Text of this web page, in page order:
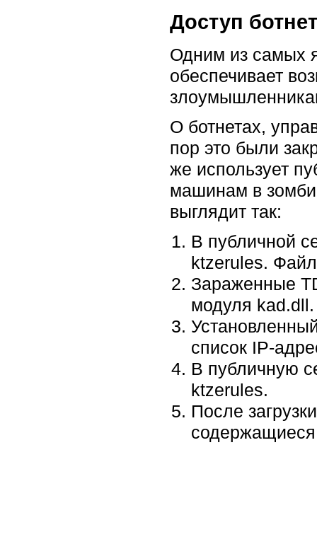
Доступ
Одним из самых
обеспечивает
О ботнетах,
пор это были
же использует
машинам в
выглядит так:
В публичной
ktzerules.
Зараженные
модуля kad.dll.
список IP-
В публичную
ktzerules.
После